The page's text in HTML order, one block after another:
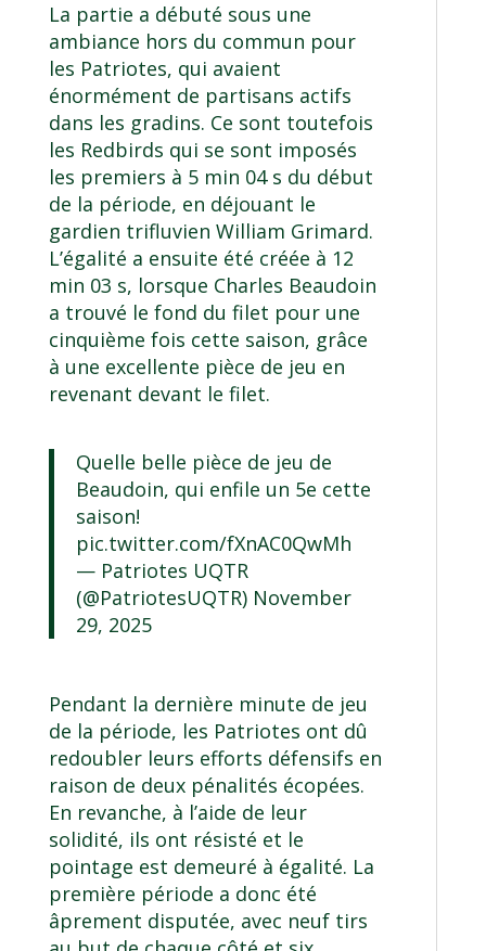
La partie a débuté sous une
ambiance hors du commun pour
les Patriotes, qui avaient
énormément de partisans actifs
dans les gradins. Ce sont toutefois
les Redbirds qui se sont imposés
les premiers à 5 min 04 s du début
de la période, en déjouant le
gardien trifluvien William Grimard.
L’égalité a ensuite été créée à 12
min 03 s, lorsque Charles Beaudoin
a trouvé le fond du filet pour une
cinquième fois cette saison, grâce
à une excellente pièce de jeu en
revenant devant le filet.
Quelle belle pièce de jeu de
Beaudoin, qui enfile un 5e cette
saison!
pic.twitter.com/fXnAC0QwMh
— Patriotes UQTR
(@PatriotesUQTR) November
29, 2025
Pendant la dernière minute de jeu
de la période, les Patriotes ont dû
redoubler leurs efforts défensifs en
raison de deux pénalités écopées.
En revanche, à l’aide de leur
solidité, ils ont résisté et le
pointage est demeuré à égalité. La
première période a donc été
âprement disputée, avec neuf tirs